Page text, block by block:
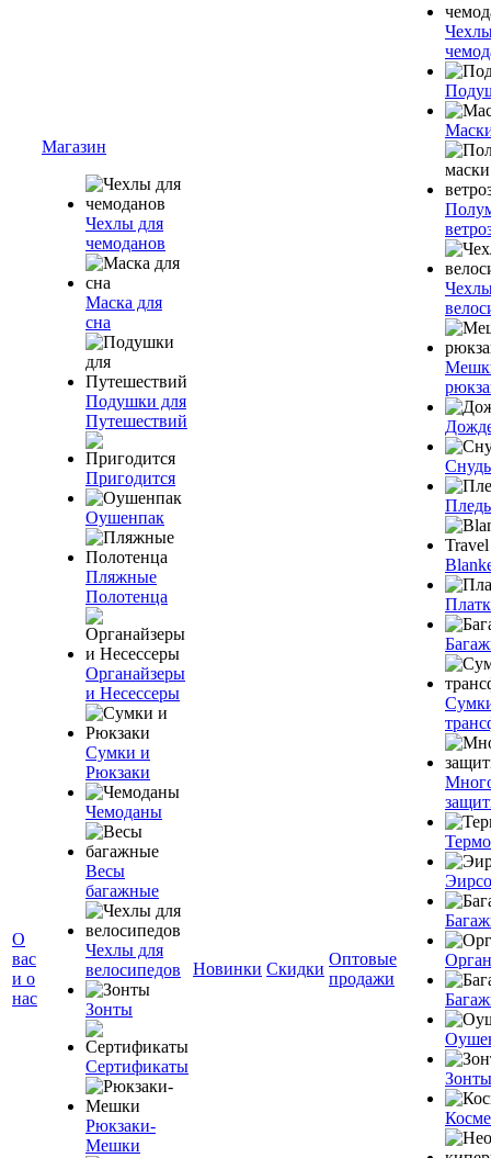
О
вас
и о
нас
Магазин
Чехлы для
чемоданов
Маска для
сна
Подушки для
Путешествий
Пригодится
Оушенпак
Пляжные
Полотенца
Органайзеры
и Несессеры
Сумки и
Рюкзаки
Чемоданы
Весы
багажные
Чехлы для
велосипедов
Зонты
Сертификаты
Рюкзаки-
Мешки
Новинки Скидки
Оптовые
продажи
Зонты